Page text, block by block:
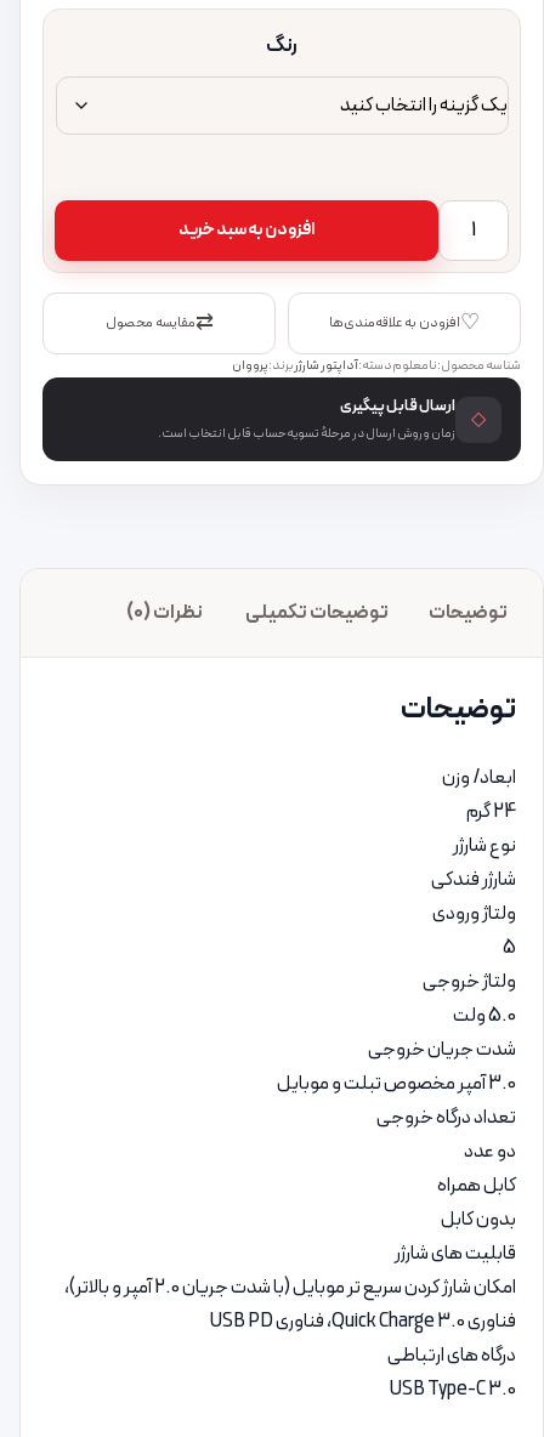
رنگ
شارژر فندکی 38 وات پرووان مدل PCG25 مشکی عدد افزودن به سبد خرید
♡افزودن به علاقه‌مندی‌ها ⇄مقایسه محصول
شناسه محصول:نامعلومدسته:آداپتور شارژربرند:پرووان
◇ ارسال قابل پیگیری
زمان و روش ارسال در مرحلهٔ تسویه‌حساب قابل انتخاب است.
توضیحات توضیحات تکمیلی نظرات (0)
توضیحات
ابعاد/ وزن
24 گرم
نوع شارژر
شارژر فندکی
ولتاژ ورودی
5
ولتاژ خروجی
5.0 ولت
شدت جریان خروجی
3.0 آمپر مخصوص تبلت و موبایل
تعداد درگاه خروجی
دو عدد
کابل همراه
بدون کابل
قابلیت‌ های شارژر
امکان شارژ کردن سریع تر موبایل (با شدت جریان 2.0 آمپر و بالاتر)،
فناوری Quick Charge 3.0، فناوری USB PD
درگاه‌ های ارتباطی
USB Type-C 3.0